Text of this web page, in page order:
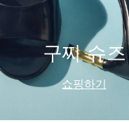
구찌 슈즈
쇼핑하기